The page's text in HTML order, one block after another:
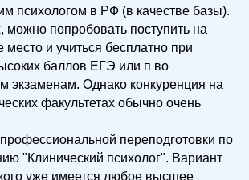
психологом в РФ (в качестве базы).
можно попробовать поступить на
место и учиться бесплатно при
баллов ЕГЭ или п во
экзаменам. Однако конкуренция на
факультетах обычно очень
переподготовки по
"Клинический психолог". Вариант
уже имеется любое высшее